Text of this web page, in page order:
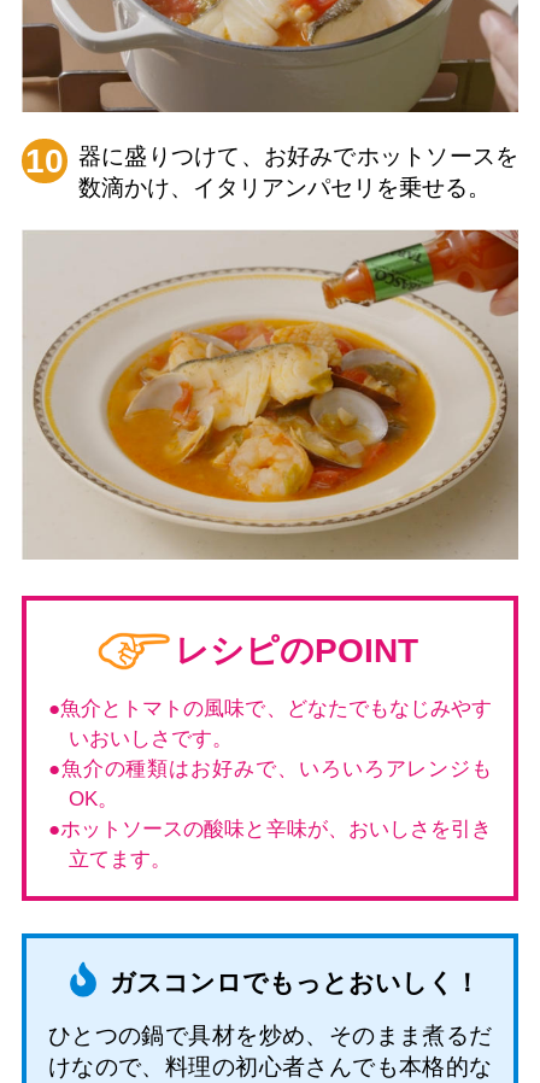
10 器に盛りつけて、お好みでホットソースを
数滴かけ、イタリアンパセリを乗せる。
レシピのPOINT
魚介とトマトの風味で、どなたでもなじみやす
いおいしさです。
魚介の種類はお好みで、いろいろアレンジも
OK。
ホットソースの酸味と辛味が、おいしさを引き
立てます。
ガスコンロでもっとおいしく！
ひとつの鍋で具材を炒め、そのまま煮るだ
けなので、料理の初心者さんでも本格的な